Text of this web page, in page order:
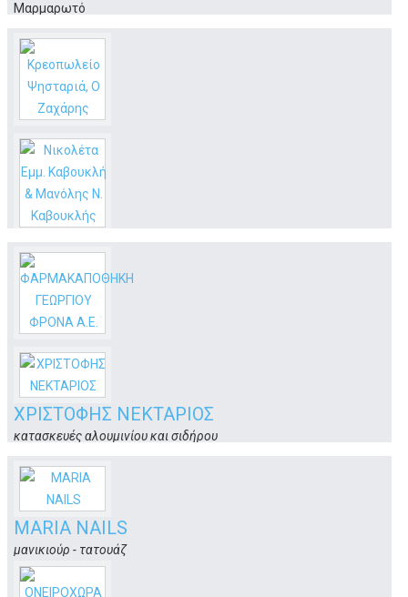
Μαρμαρωτό
Κρεοπωλείο Ψησταριά, Ο Ζαχάρης
παραγγελίες κατ΄οικον
Μ.Αλεξάνδρου 42
Κως
Καβουκλής
συμβολαιογράφοι
Βασιλέως Παύλου 22 & Κλεοπάτρας
Κως
ΦΑΡΜΑΚΑΠΟΘΗΚΗ ΓΕΩΡΓΙΟΥ ΦΡΟΝΑ Α.Ε.
φαρμακαποθήκη
Λάμπη (έναντι Πυροσβεστικής)
Κως
ΧΡΙΣΤΟΦΗΣ ΝΕΚΤΑΡΙΟΣ
κατασκευές αλουμινίου και σιδήρου
Κως
MARIA NAILS
μανικιούρ - τατουάζ
Βασιλέως Παύλου 23
Κως